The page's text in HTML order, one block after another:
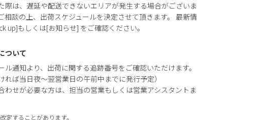
際は、遅延や配送できないエリアが発生する場合がございま
相談の上、出荷スケジュールを決定させて頂きます。 最新情
up]もしくは[お知らせ] をご確認ください。
ついて
ル通知より、出荷に関する追跡番号をご確認いただけます。
れば当日夜～翌営業日の午前中までに発行予定）
わせが必要な方は、担当の営業もしくは営業アシスタントま
することがあります。